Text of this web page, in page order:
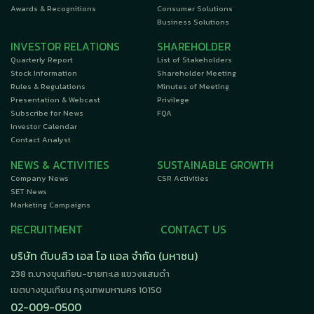
Awards & Recognitions
Consumer Solutions
Business Solutions
INVESTOR RELATIONS
Quarterly Report
Stock Information
Rules & Regulations
Presentation & Webcast
Subscribe for News
Investor Calendar
Contact Analyst
SHAREHOLDER
List of Stakeholders
Shareholder Meeting
Minutes of Meeting
Privilege
FQA
NEWS & ACTIVITIES
Company News
SET News
Marketing Campaigns
SUSTAINABLE GROWTH
CSR Activities
RECRUITMENT
CONTACT US
บริษัท ดับบลิว เอส โอ แอล จำกัด (มหาชน)
238 ถ.บางขุนเทียน-ชายทะเล แขวงแสมดำ
เขตบางขุนเทียน กรุงเทพมหานคร 10150
02-009-0500